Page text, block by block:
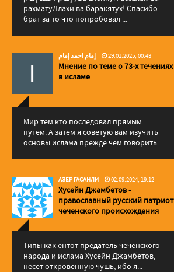
рахматуЛлахи ва баракятух! Спасибо
брат за то что попробовал ...
إمام احمد إمام 29.01.2025, 00:43
Мнение по теме о 73-х течениях
в исламе
Мир тем кто последовал прямым
путем. А затем я советую вам изучить
основы ислама прежде чем говорить...
АЗЕР ГАСАНЛИ 02.09.2024, 19:12
Хусейн Джамбетов -
православный русский патриот
чеченского происхождения
Типы как ентот предатель чеченского
народа и ислама Хусейн Джамбетов,
несет откровенную чушь, ибо я...